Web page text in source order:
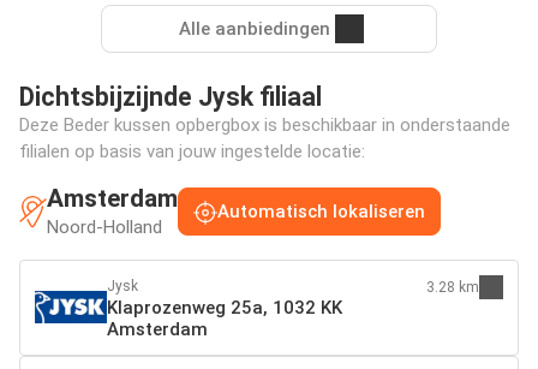
Alle aanbiedingen
Dichtsbijzijnde Jysk filiaal
Deze Beder kussen opbergbox is beschikbaar in onderstaande
filialen op basis van jouw ingestelde locatie:
Amsterdam
Noord-Holland
Automatisch lokaliseren
Jysk
Klaprozenweg 25a, 1032 KK
Amsterdam
3.28 km